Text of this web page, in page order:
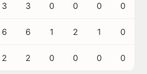
3 3 0 0 0 0
6 6 1 2 1 0
2 2 0 0 0 0